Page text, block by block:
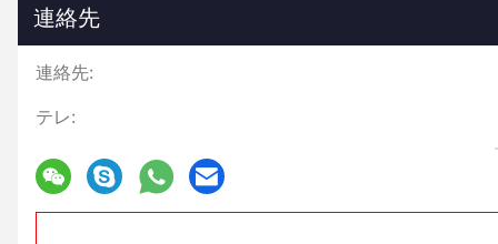
連絡先
連絡先:
テレ: